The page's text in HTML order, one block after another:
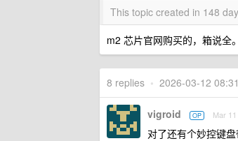
This topic created in 148
m2 芯片官网购买的，箱说全
8 replies • 2026-03-12
vigroid OP Mar 11
对了还有个妙控键